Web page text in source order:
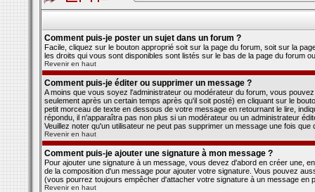
Comment puis-je poster un sujet dans un forum ?
Facile, cliquez sur le bouton approprié soit sur la page du forum, soit sur la
les droits qui vous sont disponibles sont listés sur le bas de la page du forum
Revenir en haut
Comment puis-je éditer ou supprimer un message ?
A moins que vous soyez l'administrateur ou modérateur du forum, vous
seulement après un certain temps après qu'il soit posté) en cliquant sur le
petit morceau de texte en dessous de votre message en retournant le lire,
répondu, il n'apparaîtra pas non plus si un modérateur ou un administrateur
Veuillez noter qu'un utilisateur ne peut pas supprimer un message une fois que
Revenir en haut
Comment puis-je ajouter une signature à mon message ?
Pour ajouter une signature à un message, vous devez d'abord en créer une,
de la composition d'un message pour ajouter votre signature. Vous pouvez
(vous pourrez toujours empêcher d'attacher votre signature à un message
Revenir en haut